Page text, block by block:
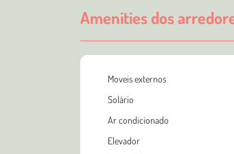
Amenities dos
Moveis externos
Solário
Ar condicionado
Elevador